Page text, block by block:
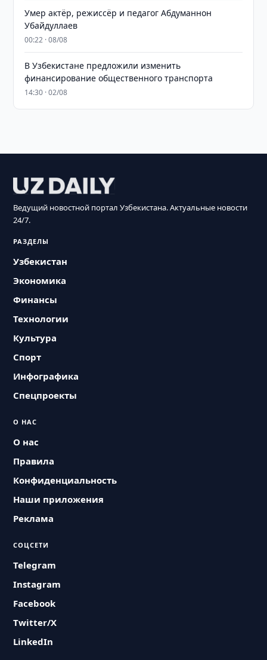
Умер актёр, режиссёр и педагог Абдуманнон
Убайдуллаев
00:22 · 08/08
В Узбекистане предложили изменить
финансирование общественного транспорта
14:30 · 02/08
Ведущий новостной портал Узбекистана. Актуальные новости
24/7.
РАЗДЕЛЫ
Узбекистан
Экономика
Финансы
Технологии
Культура
Спорт
Инфографика
Спецпроекты
О НАС
О нас
Правила
Конфиденциальность
Наши приложения
Реклама
СОЦСЕТИ
Telegram
Instagram
Facebook
Twitter/X
LinkedIn